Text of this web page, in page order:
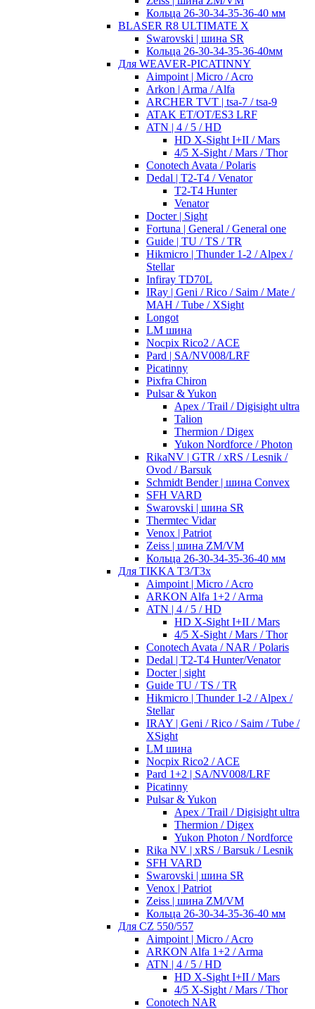
Кольца 26-30-34-35-36-40 мм
BLASER R8 ULTIMATE X
Swarovski | шина SR
Кольца 26-30-34-35-36-40мм
Для WEAVER-PICATINNY
Aimpoint | Micro / Acro
Arkon | Arma / Alfa
ARCHER TVT | tsa-7 / tsa-9
ATAK ET/OT/ES3 LRF
ATN | 4 / 5 / HD
HD X-Sight I+II / Mars
4/5 X-Sight / Mars / Thor
Conotech Avata / Polaris
Dedal | T2-T4 / Venator
T2-T4 Hunter
Venator
Docter | Sight
Fortuna | General / General one
Guide | TU / TS / TR
Hikmicro | Thunder 1-2 / Alpex /
Stellar
Infiray TD70L
IRay | Geni / Rico / Saim / Mate /
MAH / Tube / XSight
Longot
LM шина
Nocpix Rico2 / ACE
Pard | SA/NV008/LRF
Picatinny
Pixfra Chiron
Pulsar & Yukon
Apex / Trail / Digisight ultra
Talion
Thermion / Digex
Yukon Nordforce / Photon
RikaNV | GTR / xRS / Lesnik /
Ovod / Barsuk
Schmidt Bender | шина Convex
SFH VARD
Swarovski | шина SR
Thermtec Vidar
Venox | Patriot
Zeiss | шина ZM/VM
Кольца 26-30-34-35-36-40 мм
Для TIKKA T3/T3x
Aimpoint | Micro / Acro
ARKON Alfa 1+2 / Arma
ATN | 4 / 5 / HD
HD X-Sight I+II / Mars
4/5 X-Sight / Mars / Thor
Conotech Avata / NAR / Polaris
Dedal | T2-T4 Hunter/Venator
Docter | sight
Guide TU / TS / TR
Hikmicro | Thunder 1-2 / Alpex /
Stellar
IRAY | Geni / Rico / Saim / Tube /
XSight
LM шина
Nocpix Rico2 / ACE
Pard 1+2 | SA/NV008/LRF
Picatinny
Pulsar & Yukon
Apex / Trail / Digisight ultra
Thermion / Digex
Yukon Photon / Nordforce
Rika NV | xRS / Barsuk / Lesnik
SFH VARD
Swarovski | шина SR
Venox | Patriot
Zeiss | шина ZM/VM
Кольца 26-30-34-35-36-40 мм
Для CZ 550/557
Aimpoint | Micro / Acro
ARKON Alfa 1+2 / Arma
ATN | 4 / 5 / HD
HD X-Sight I+II / Mars
4/5 X-Sight / Mars / Thor
Conotech NAR